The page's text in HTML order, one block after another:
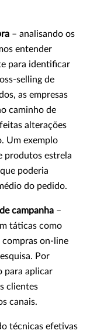
– analisando os
entender
para identificar
selling de
as empresas
caminho de
alterações
Um exemplo
produtos estrela
poderia
do pedido.
campanha –
táticas como
compras on-line
Por
para aplicar
clientes
canais.
técnicas efetivas